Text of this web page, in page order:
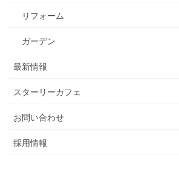
リフォーム
ガーデン
最新情報
スターリーカフェ
お問い合わせ
採用情報